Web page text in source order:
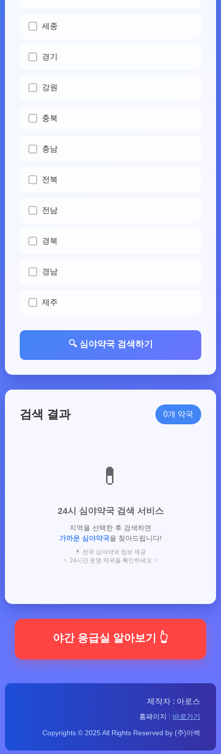
세종
경기
강원
충북
충남
전북
전남
경북
경남
제주
🔍 심야약국 검색하기
검색 결과 0개 약국
💊
24시 심야약국 검색 서비스
지역을 선택한 후 검색하면
가까운 심야약국을 찾아드립니다!
💊 전국 심야약국 정보 제공
✨ 24시간 운영 약국을 확인하세요 ✨
야간 응급실 알아보기 👆
제작자 : 아로스
홈페이지 : 바로가기
Copyrights © 2025 All Rights Reserved by (주)아백